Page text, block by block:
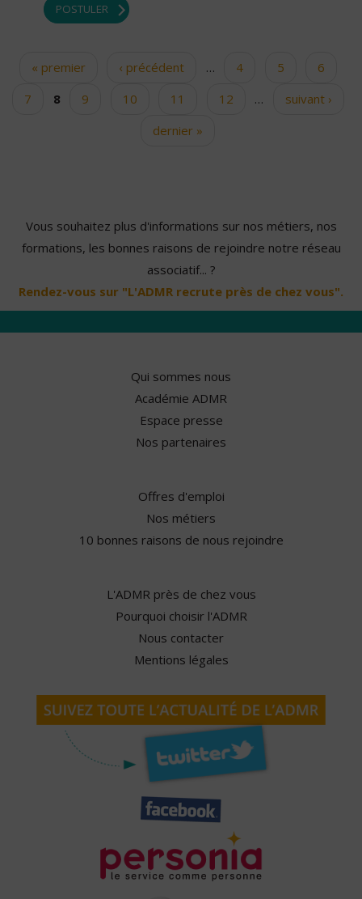
POSTULER
Pages« premier ‹ précédent … 4 5
6
7
8 9 10 11 12 …
suivant ›
dernier »
Vous souhaitez plus d'informations sur nos métiers, nos
formations, les bonnes raisons de rejoindre notre réseau
associatif... ?
Rendez-vous sur "L'ADMR recrute près de chez vous".
Qui sommes nous
Académie ADMR
Espace presse
Nos partenaires
Offres d'emploi
Nos métiers
10 bonnes raisons de nous rejoindre
L'ADMR près de chez vous
Pourquoi choisir l'ADMR
Nous contacter
Mentions légales